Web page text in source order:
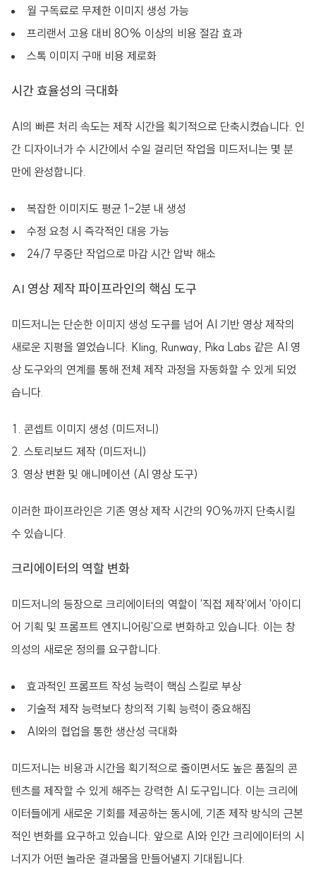
월 구독료로 무제한 이미지 생성 가능
프리랜서 고용 대비 80% 이상의 비용 절감 효과
스톡 이미지 구매 비용 제로화
시간 효율성의 극대화
AI의 빠른 처리 속도는 제작 시간을 획기적으로 단축시켰습니다. 인
간 디자이너가 수 시간에서 수일 걸리던 작업을 미드저니는 몇 분
만에 완성합니다.
복잡한 이미지도 평균 1-2분 내 생성
수정 요청 시 즉각적인 대응 가능
24/7 무중단 작업으로 마감 시간 압박 해소
AI 영상 제작 파이프라인의 핵심 도구
미드저니는 단순한 이미지 생성 도구를 넘어 AI 기반 영상 제작의
새로운 지평을 열었습니다. Kling, Runway, Pika Labs 같은 AI 영
상 도구와의 연계를 통해 전체 제작 과정을 자동화할 수 있게 되었
습니다.
콘셉트 이미지 생성 (미드저니)
스토리보드 제작 (미드저니)
영상 변환 및 애니메이션 (AI 영상 도구)
이러한 파이프라인은 기존 영상 제작 시간의 90%까지 단축시킬
수 있습니다.
크리에이터의 역할 변화
미드저니의 등장으로 크리에이터의 역할이 '직접 제작'에서 '아이디
어 기획 및 프롬프트 엔지니어링'으로 변화하고 있습니다. 이는 창
의성의 새로운 정의를 요구합니다.
효과적인 프롬프트 작성 능력이 핵심 스킬로 부상
기술적 제작 능력보다 창의적 기획 능력이 중요해짐
AI와의 협업을 통한 생산성 극대화
미드저니는 비용과 시간을 획기적으로 줄이면서도 높은 품질의 콘
텐츠를 제작할 수 있게 해주는 강력한 AI 도구입니다. 이는 크리에
이터들에게 새로운 기회를 제공하는 동시에, 기존 제작 방식의 근본
적인 변화를 요구하고 있습니다. 앞으로 AI와 인간 크리에이터의 시
너지가 어떤 놀라운 결과물을 만들어낼지 기대됩니다.